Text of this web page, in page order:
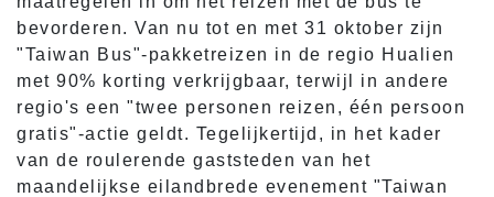
bevorderen. Van nu tot en met 31 oktober zijn
"Taiwan Bus"-pakketreizen in de regio Hualien
met 90% korting verkrijgbaar, terwijl in andere
regio's een "twee personen reizen, één persoon
gratis"-actie geldt. Tegelijkertijd, in het kader
van de roulerende gaststeden van het
maandelijkse eilandbrede evenement "Taiwan